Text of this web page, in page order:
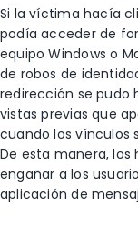
Si la víctima hacía
podía acceder de
equipo Windows o
de robos de
redirección se pudo
vistas previas que
cuando los vínculos
De esta manera, los
engañar a los
aplicación de